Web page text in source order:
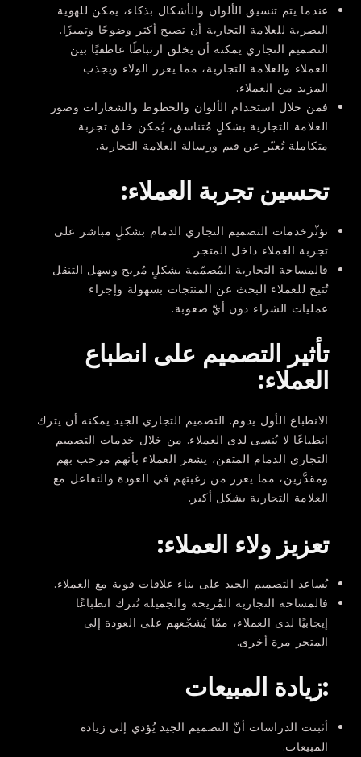
عندما يتم تنسيق الألوان والأشكال بذكاء، يمكن للهوية
البصرية للعلامة التجارية أن تصبح أكثر وضوحًا وتميزًا.
التصميم التجاري يمكنه أن يخلق ارتباطًا عاطفيًا بين
العملاء والعلامة التجارية، مما يعزز الولاء ويجذب
المزيد من العملاء.
فمن خلال استخدام الألوان والخطوط والشعارات وصور
العلامة التجارية بشكلٍ مُتناسق، يُمكن خلق تجربة
متكاملة تُعبّر عن قيم ورسالة العلامة التجارية.
تحسين تجربة العملاء:
تؤثّرخدمات التصميم التجاري الدمام بشكلٍ مباشر على
تجربة العملاء داخل المتجر.
فالمساحة التجارية المُصمّمة بشكلٍ مُريح وسهل التنقل
تُتيح للعملاء البحث عن المنتجات بسهولة وإجراء
عمليات الشراء دون أيّ صعوبة.
تأثير التصميم على انطباع
العملاء:
الانطباع الأول يدوم. التصميم التجاري الجيد يمكنه أن يترك
انطباعًا لا يُنسى لدى العملاء. من خلال خدمات التصميم
التجاري الدمام المتقن، يشعر العملاء بأنهم مرحب بهم
ومقدَّرين، مما يعزز من رغبتهم في العودة والتفاعل مع
العلامة التجارية بشكل أكبر.
تعزيز ولاء العملاء:
يُساعد التصميم الجيد على بناء علاقات قوية مع العملاء.
فالمساحة التجارية المُريحة والجميلة تُترك انطباعًا
إيجابيًا لدى العملاء، ممّا يُشجّعهم على العودة إلى
المتجر مرة أخرى.
:زيادة المبيعات
أثبتت الدراسات أنّ التصميم الجيد يُؤدي إلى زيادة
المبيعات.